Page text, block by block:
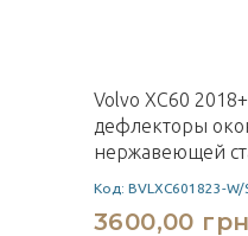
Volvo XC60
дефлекторы
нержавеющей
Код: BVLXC601823-W/
3600,00